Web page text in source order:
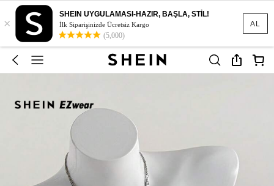
AL
×
SHEIN UYGULAMASI-HAZIR, BAŞLA, STİL!
İlk Siparişinizde Ücretsiz Kargo
(5,000)